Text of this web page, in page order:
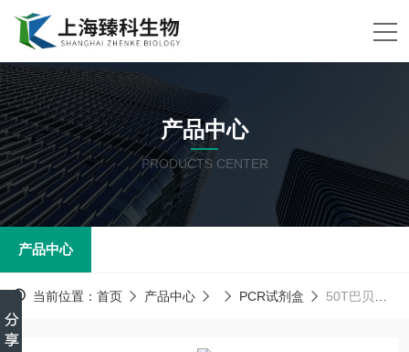
产品中心
PRODUCTS CENTER
产品中心
当前位置： 首页 产品中心 PCR试剂盒 50T巴贝斯虫PCR试剂盒